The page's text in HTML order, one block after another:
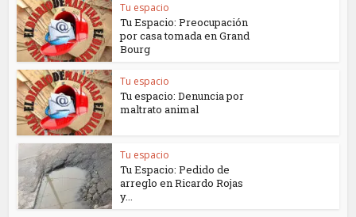
Tu espacio
Tu Espacio: Preocupación
por casa tomada en Grand
Bourg
Tu espacio
Tu espacio: Denuncia por
maltrato animal
Tu espacio
Tu Espacio: Pedido de
arreglo en Ricardo Rojas
y...